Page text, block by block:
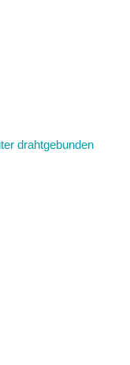
drahtgebunden